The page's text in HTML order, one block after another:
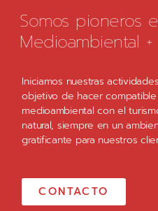
Somos pioneros
Medioambiental
Iniciamos nuestras
objetivo de hacer
medioambiental con el
natural, siempre en un
gratificante para nuestros
CONTACTO